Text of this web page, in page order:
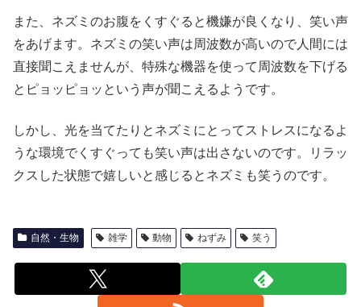
また、ネズミのお腹をくすぐると機嫌が良くなり、笑い声
をあげます。ネズミの笑い声は周波数が高いので人間には
直接聞こえませんが、特殊な機器を使って周波数を下げる
とピョッピョッという声が聞こえるようです。
しかし、光を当てたりとネズミにとってストレスになるよ
うな環境でくすぐっても笑い声は出さないのです。リラッ
クスした状態で嬉しいと感じるとネズミも笑うのです。
自然・生物 雑学 動物 ねずみ 笑う